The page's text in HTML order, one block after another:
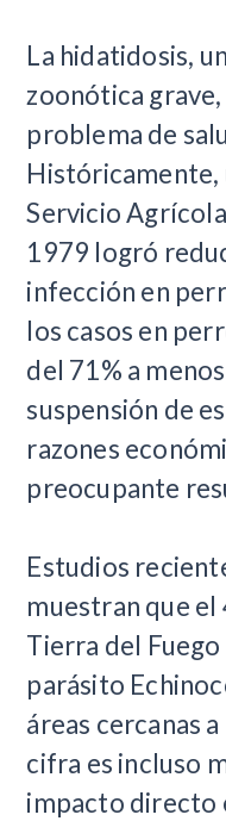
​La hidatidosis,
zoonótica
problema de
Históricamente,
Servicio
1979 logró
infección en
los casos en
del 71% a
suspensión de
razones
preocupante
Estudios
muestran que el
Tierra del
parásito
áreas cercanas
cifra es incluso
impacto directo